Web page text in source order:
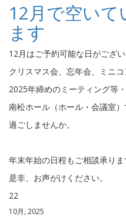
12月で空い
ます
12月はご予約可能な日がござい
クリスマス会、忘年会、ミニコ
2025年締めのミーティング等
南松ホール（ホール・会議室
過ごしませんか。
年末年始の日程もご相談承りま
是非、お声がけください。
22
10月, 2025